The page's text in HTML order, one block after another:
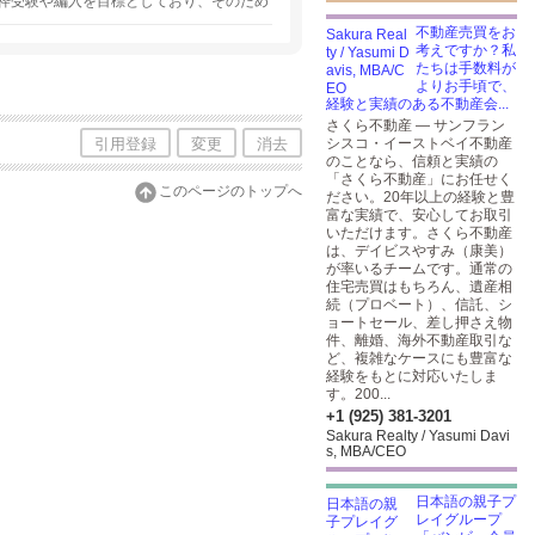
引用登録 変更 消去
このページのトップへ
不動産売買をお
考えですか？私
たちは手数料が
よりお手頃で、
経験と実績のある不動産会...
さくら不動産 — サンフラン
シスコ・イーストベイ不動産
のことなら、信頼と実績の
「さくら不動産」にお任せく
ださい。20年以上の経験と豊
富な実績で、安心してお取引
いただけます。さくら不動産
は、デイビスやすみ（康美）
が率いるチームです。通常の
住宅売買はもちろん、遺産相
続（プロベート）、信託、シ
ョートセール、差し押さえ物
件、離婚、海外不動産取引な
ど、複雑なケースにも豊富な
経験をもとに対応いたしま
す。200...
+1 (925) 381-3201
Sakura Realty / Yasumi Davi
s, MBA/CEO
日本語の親子プ
レイグループ